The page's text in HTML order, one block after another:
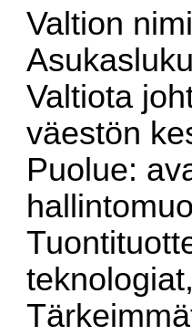
Valtion
Valtiota
väestön
Puolue: